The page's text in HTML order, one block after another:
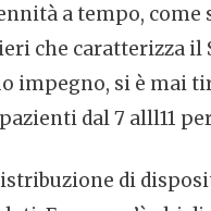
a tempo,
che caratterizza il
impegno, si è mai
dal 7 alll11
di